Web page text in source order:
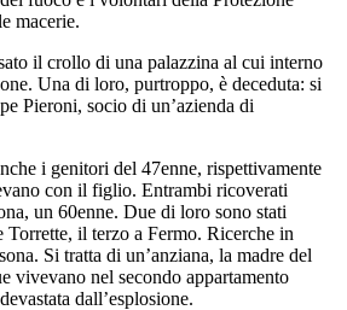
macerie.
il crollo di una palazzina al cui interno
Una di loro, purtroppo, è deceduta: si
Pieroni, socio di un’azienda di
i genitori del 47enne, rispettivamente
con il figlio. Entrambi ricoverati
un 60enne. Due di loro sono stati
Torrette, il terzo a Fermo. Ricerche in
Si tratta di un’anziana, la madre del
vivevano nel secondo appartamento
dall’esplosione.